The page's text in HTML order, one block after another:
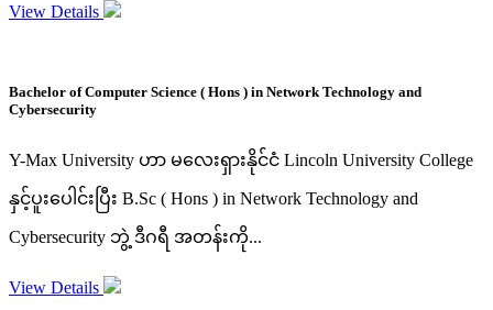
View Details
Bachelor of Computer Science ( Hons ) in Network Technology and
Cybersecurity
Y-Max University ဟာ မလေးရှားနိုင်ငံ Lincoln University College
နှင့်ပူးပေါင်းပြီး B.Sc ( Hons ) in Network Technology and
Cybersecurity ဘွဲ့ ဒီဂရီ အတန်းကို...
View Details